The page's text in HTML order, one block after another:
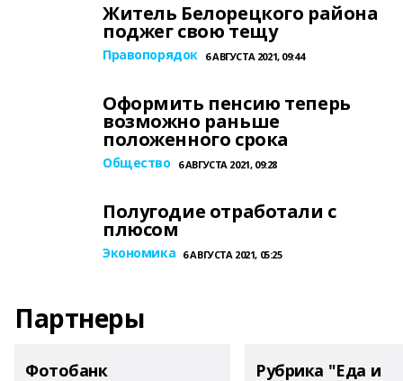
Житель Белорецкого района
поджег свою тещу
Правопорядок 6 АВГУСТА 2021, 09:44
Оформить пенсию теперь
возможно раньше
положенного срока
Общество 6 АВГУСТА 2021, 09:28
Полугодие отработали с
плюсом
Экономика 6 АВГУСТА 2021, 05:25
Партнеры
Фотобанк Рубрика "Еда и